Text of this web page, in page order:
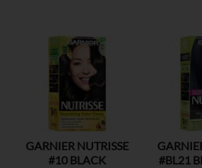
GARNIER NUTRISSE
#10 BLACK
#BL21